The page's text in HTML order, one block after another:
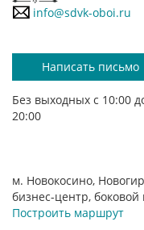
info@sdvk-oboi.ru
Написать письмо
Без выходных с 10:00
20:00
м. Новокосино,
бизнес-центр, боковой
Построить маршрут